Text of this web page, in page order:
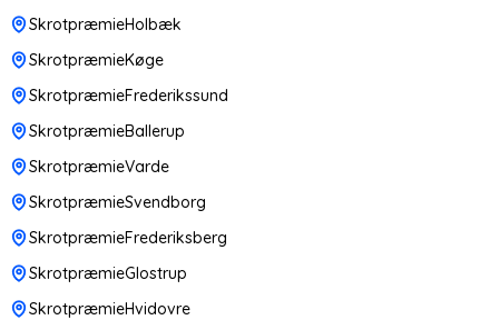
SkrotpræmieHolbæk
SkrotpræmieKøge
SkrotpræmieFrederikssund
SkrotpræmieBallerup
SkrotpræmieVarde
SkrotpræmieSvendborg
SkrotpræmieFrederiksberg
SkrotpræmieGlostrup
SkrotpræmieHvidovre